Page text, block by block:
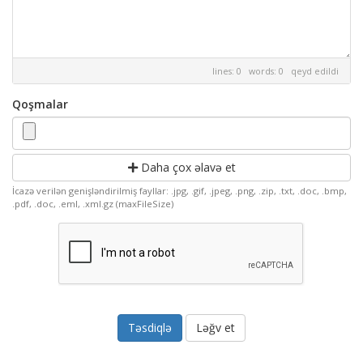
lines: 0 words: 0 qeyd edildi
Qoşmalar
Daha çox əlavə et
İcazə verilən genişləndirilmiş fayllar: .jpg, .gif, .jpeg, .png, .zip, .txt, .doc, .bmp,
.pdf, .doc, .eml, .xml.gz (maxFileSize)
Ləğv et